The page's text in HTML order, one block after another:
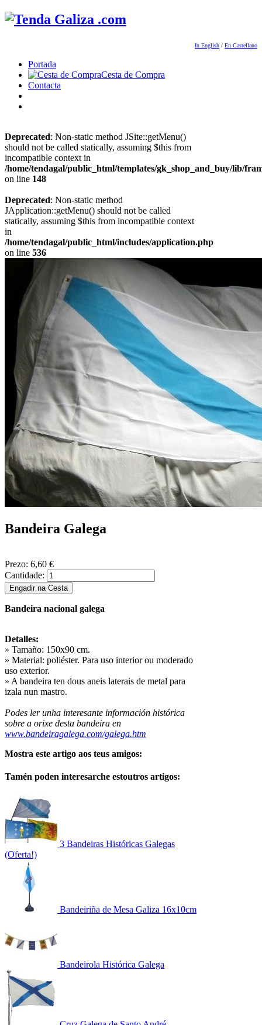
In English / En Castellano
Portada
Cesta de Compra
Contacta
Deprecated: Non-static method JSite::getMenu()
should not be called statically, assuming $this from
incompatible context in
/home/tendagal/public_html/templates/gk_shop_and_buy/lib/
on line 148
Deprecated: Non-static method
JApplication::getMenu() should not be called
statically, assuming $this from incompatible context
in
/home/tendagal/public_html/includes/application.php
on line 536
Bandeira Galega
Prezo: 6,60 €
Cantidade:
Bandeira nacional galega
Detalles:
» Tamaño: 150x90 cm.
» Material: poliéster. Para uso interior ou moderado
uso exterior.
» A bandeira ten dous aneis laterais de metal para
izala nun mastro.
Podes ler unha interesante información histórica
sobre a orixe desta bandeira en
www.bandeiragalega.com/galega.htm
Mostra este artigo aos teus amigos:
Tamén poden interesarche estoutros artigos:
3 Bandeiras Históricas Galegas
(Oferta!)
Bandeiriña de Mesa Galiza 16x10cm
Bandeirola Histórica Galega